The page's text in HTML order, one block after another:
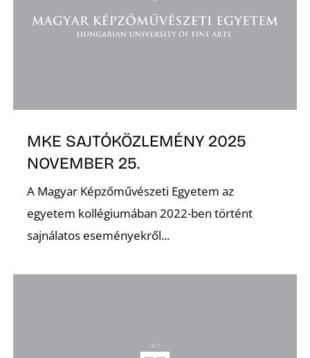
MKE SAJTÓKÖZLEMÉNY 2025
NOVEMBER 25.
A Magyar Képzőművészeti Egyetem az
egyetem kollégiumában 2022-ben történt
sajnálatos eseményekről...